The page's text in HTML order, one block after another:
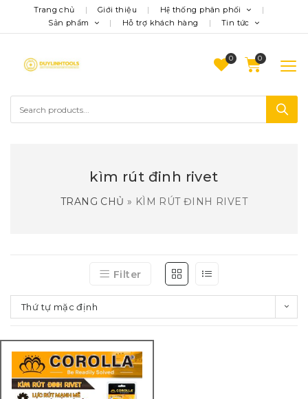
Trang chủ Giới thiệu
Hệ thống phân phối
Sản phẩm
Hỗ trợ khách hàng Tin tức
0
kìm rút đinh rivet
TRANG CHỦ » KÌM RÚT ĐINH RIVET
Filter
Thứ tự mặc định